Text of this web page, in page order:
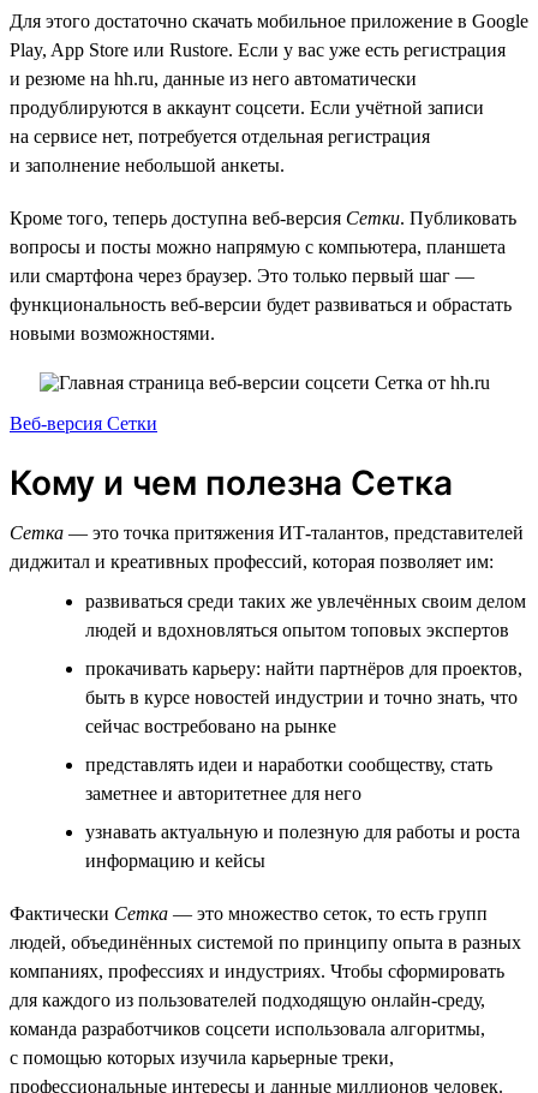
Для этого достаточно скачать мобильное приложение в Google
Play, App Store или Rustore. Если у вас уже есть регистрация
и резюме на hh.ru, данные из него автоматически
продублируются в аккаунт соцсети. Если учётной записи
на сервисе нет, потребуется отдельная регистрация
и заполнение небольшой анкеты.
Кроме того, теперь доступна веб-версия Сетки. Публиковать
вопросы и посты можно напрямую с компьютера, планшета
или смартфона через браузер. Это только первый шаг —
функциональность веб-версии будет развиваться и обрастать
новыми возможностями.
Веб-версия Сетки
Кому и чем полезна Сетка
Сетка — это точка притяжения ИТ-талантов, представителей
диджитал и креативных профессий, которая позволяет им:
развиваться среди таких же увлечённых своим делом
людей и вдохновляться опытом топовых экспертов
прокачивать карьеру: найти партнёров для проектов,
быть в курсе новостей индустрии и точно знать, что
сейчас востребовано на рынке
представлять идеи и наработки сообществу, стать
заметнее и авторитетнее для него
узнавать актуальную и полезную для работы и роста
информацию и кейсы
Фактически Сетка — это множество сеток, то есть групп
людей, объединённых системой по принципу опыта в разных
компаниях, профессиях и индустриях. Чтобы сформировать
для каждого из пользователей подходящую онлайн-среду,
команда разработчиков соцсети использовала алгоритмы,
с помощью которых изучила карьерные треки,
профессиональные интересы и данные миллионов человек.